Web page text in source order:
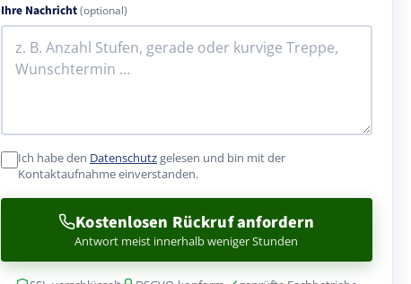
Ihre Nachricht(optional)
Ich habe den Datenschutzgelesen und bin mit der
Kontaktaufnahme einverstanden.
Kostenlosen Rückruf anfordern
Antwort meist innerhalb weniger Stunden